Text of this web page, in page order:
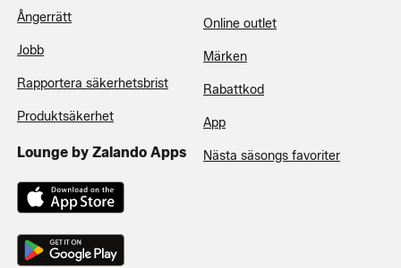
Ångerrätt
Jobb
Rapportera säkerhetsbrist
Produktsäkerhet
Lounge by Zalando Apps
Online outlet
Märken
Rabattkod
App
Nästa säsongs favoriter